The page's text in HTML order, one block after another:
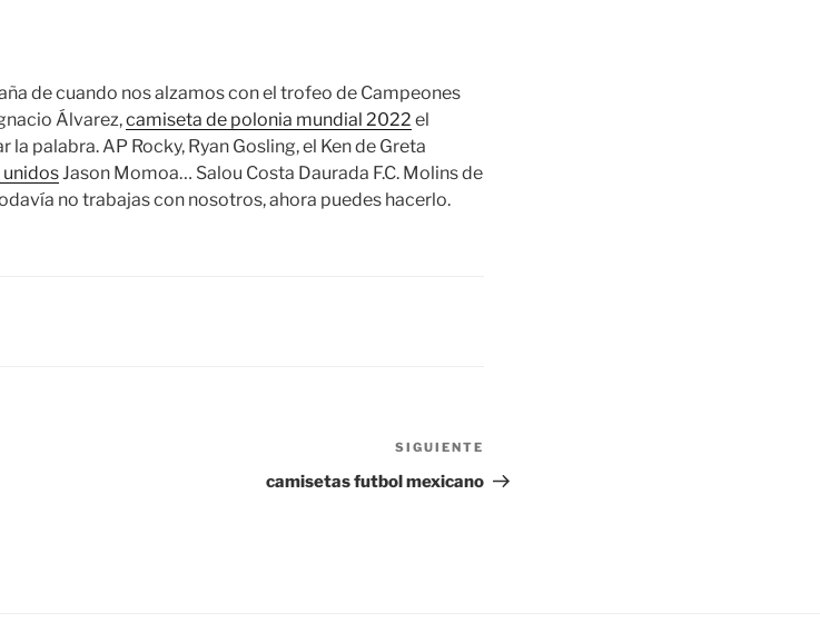
de cuando nos alzamos con el trofeo de Campeones
Álvarez,camiseta de polonia mundial 2022 el
palabra. AP Rocky, Ryan Gosling, el Ken de Greta
Jason Momoa… Salou Costa Daurada F.C. Molins de
no trabajas con nosotros, ahora puedes hacerlo.
entrada
SIGUIENTE
camisetas futbol mexicano